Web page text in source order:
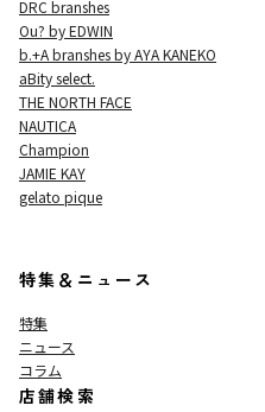
DRC branshes
Ou? by EDWIN
b.+A branshes by AYA KANEKO
aBity select.
THE NORTH FACE
NAUTICA
Champion
JAMIE KAY
gelato pique
特集＆ニュース
特集
ニュース
コラム
店舗検索